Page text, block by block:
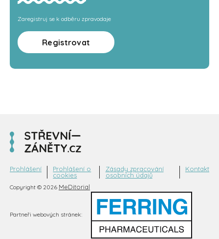
Zaregistruj se k odběru zpravodaje
Registrovat
Copyright © 2026 MeDitorial
Prohlášení
Prohlášení o
cookies
Zásady zpracování
osobních údajů
Kontakt
Partneři webových stránek: